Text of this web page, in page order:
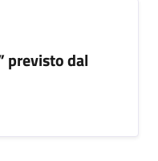
previsto dal